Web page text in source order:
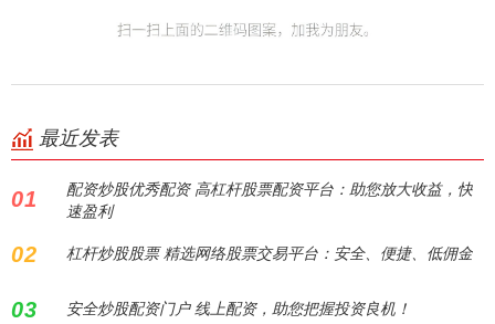
最近发表
01
配资炒股优秀配资 高杠杆股票配资平台：助您放大收益，快
速盈利
02 杠杆炒股股票 精选网络股票交易平台：安全、便捷、低佣金
03 安全炒股配资门户 线上配资，助您把握投资良机！